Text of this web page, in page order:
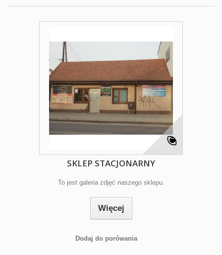
SKLEP STACJONARNY
To jest galeria zdjęć naszego sklepu.
Więcej
Dodaj do porówania